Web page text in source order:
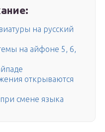
на русский
на айфоне 5, 6,
открываются
смене языка